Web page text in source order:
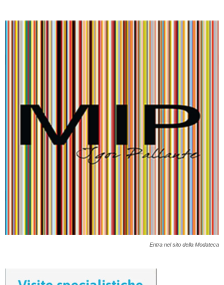
Entra nel sito della Modateca